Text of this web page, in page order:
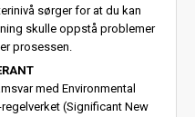
sørger for at du kan
skulle oppstå problemer
prosessen.
med Environmental
(Significant New